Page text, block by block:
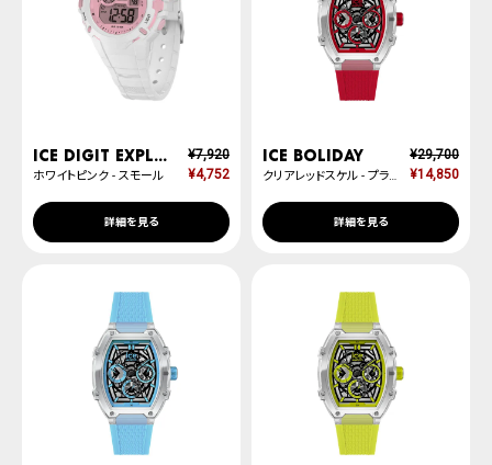
ICE digit explorer
ホワイトピンク - スモール
¥7,920
¥4,752
詳細を見る
ICE boliday
クリアレッドスケル - プラスチック - ミディアム - MT
¥29,700
¥14,850
詳細を見る